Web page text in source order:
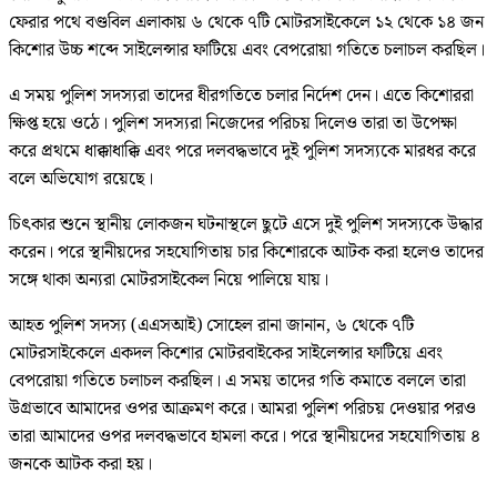
ফেরার পথে বণ্ডবিল এলাকায় ৬ থেকে ৭টি মোটরসাইকেলে ১২ থেকে ১৪ জন
কিশোর উচ্চ শব্দে সাইলেন্সার ফাটিয়ে এবং বেপরোয়া গতিতে চলাচল করছিল।
এ সময় পুলিশ সদস্যরা তাদের ধীরগতিতে চলার নির্দেশ দেন। এতে কিশোররা
ক্ষিপ্ত হয়ে ওঠে। পুলিশ সদস্যরা নিজেদের পরিচয় দিলেও তারা তা উপেক্ষা
করে প্রথমে ধাক্কাধাক্কি এবং পরে দলবদ্ধভাবে দুই পুলিশ সদস্যকে মারধর করে
বলে অভিযোগ রয়েছে।
চিৎকার শুনে স্থানীয় লোকজন ঘটনাস্থলে ছুটে এসে দুই পুলিশ সদস্যকে উদ্ধার
করেন। পরে স্থানীয়দের সহযোগিতায় চার কিশোরকে আটক করা হলেও তাদের
সঙ্গে থাকা অন্যরা মোটরসাইকেল নিয়ে পালিয়ে যায়।
আহত পুলিশ সদস্য (এএসআই) সোহেল রানা জানান, ৬ থেকে ৭টি
মোটরসাইকেলে একদল কিশোর মোটরবাইকের সাইলেন্সার ফাটিয়ে এবং
বেপরোয়া গতিতে চলাচল করছিল। এ সময় তাদের গতি কমাতে বললে তারা
উগ্রভাবে আমাদের ওপর আক্রমণ করে। আমরা পুলিশ পরিচয় দেওয়ার পরও
তারা আমাদের ওপর দলবদ্ধভাবে হামলা করে। পরে স্থানীয়দের সহযোগিতায় ৪
জনকে আটক করা হয়।